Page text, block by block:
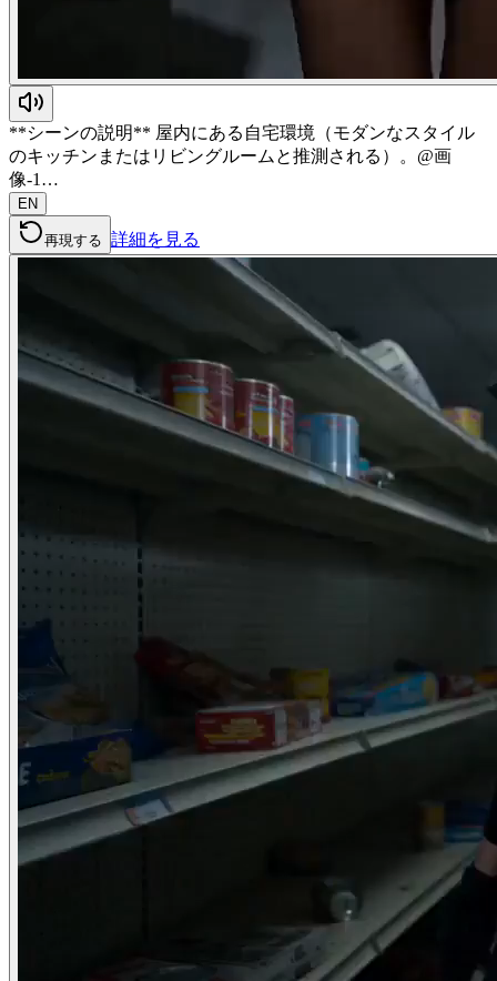
**シーンの説明** 屋内にある自宅環境（モダンなスタイル
のキッチンまたはリビングルームと推測される）。@画
像-1…
EN
再現する 詳細を見る